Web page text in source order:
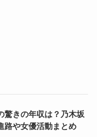
驚きの年収は？乃木坂
路や女優活動まとめ